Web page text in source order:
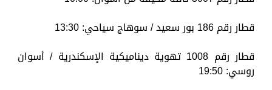
قطار رقم 186 بور سعيد / سوهاج سياحي: 13:30
قطار رقم 1008 تهوية ديناميكية الإسكندرية / أسوان
روسي: 19:50